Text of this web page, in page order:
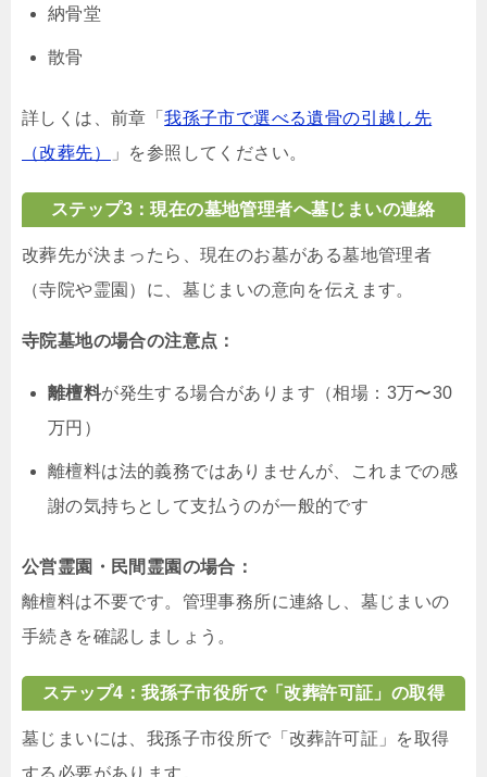
納骨堂
散骨
詳しくは、前章「我孫子市で選べる遺骨の引越し先
（改葬先）
」を参照してください。
ステップ3：現在の墓地管理者へ墓じまいの連絡
改葬先が決まったら、現在のお墓がある墓地管理者
（寺院や霊園）に、墓じまいの意向を伝えます。
寺院墓地の場合の注意点：
離檀料が発生する場合があります（相場：3万〜30
万円）
離檀料は法的義務ではありませんが、これまでの感
謝の気持ちとして支払うのが一般的です
公営霊園・民間霊園の場合：
離檀料は不要です。管理事務所に連絡し、墓じまいの
手続きを確認しましょう。
ステップ4：我孫子市役所で「改葬許可証」の取得
墓じまいには、我孫子市役所で「改葬許可証」を取得
する必要があります。